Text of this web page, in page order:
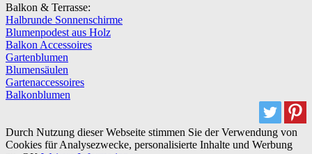
Balkon & Terrasse:
Halbrunde Sonnenschirme
Blumenpodest aus Holz
Balkon Accessoires
Gartenblumen
Blumensäulen
Gartenaccessoires
Balkonblumen
Durch Nutzung dieser Webseite stimmen Sie der Verwendung von
Cookies für Analysezwecke, personalisierte Inhalte und Werbung